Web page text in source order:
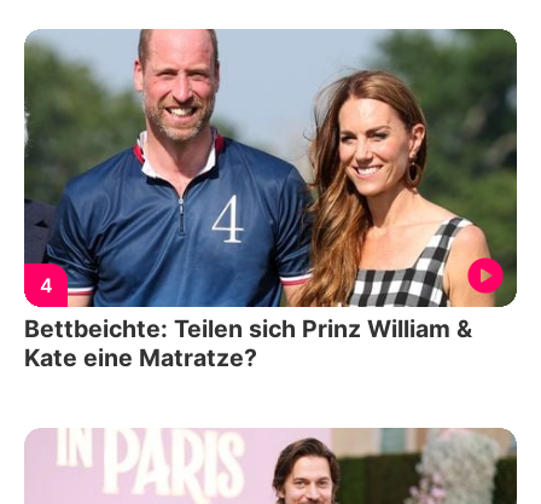
4
Bettbeichte: Teilen sich Prinz William &
Kate eine Matratze?